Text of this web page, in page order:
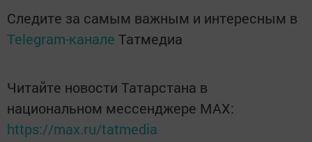
Следите за самым важным и интересным в
Telegram-канале Татмедиа
Читайте новости Татарстана в
национальном мессенджере MАХ:
https://max.ru/tatmedia